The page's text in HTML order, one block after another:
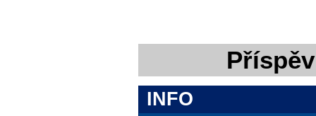
INFO